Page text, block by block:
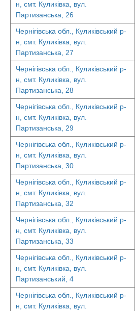
н, смт. Куликівка, вул.
Партизанська, 26
Чернігівська обл., Куликівський р-
н, смт. Куликівка, вул.
Партизанська, 27
Чернігівська обл., Куликівський р-
н, смт. Куликівка, вул.
Партизанська, 28
Чернігівська обл., Куликівський р-
н, смт. Куликівка, вул.
Партизанська, 29
Чернігівська обл., Куликівський р-
н, смт. Куликівка, вул.
Партизанська, 30
Чернігівська обл., Куликівський р-
н, смт. Куликівка, вул.
Партизанська, 32
Чернігівська обл., Куликівський р-
н, смт. Куликівка, вул.
Партизанська, 33
Чернігівська обл., Куликівський р-
н, смт. Куликівка, вул.
Партизанський, 4
Чернігівська обл., Куликівський р-
н, смт. Куликівка, вул.